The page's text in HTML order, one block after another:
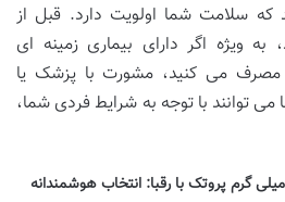
که سلامت شما اولویت دارد. قبل از
ویژه اگر دارای بیماری زمینه ای
می کنید، مشورت با پزشک یا
توانند با توجه به شرایط فردی شما،